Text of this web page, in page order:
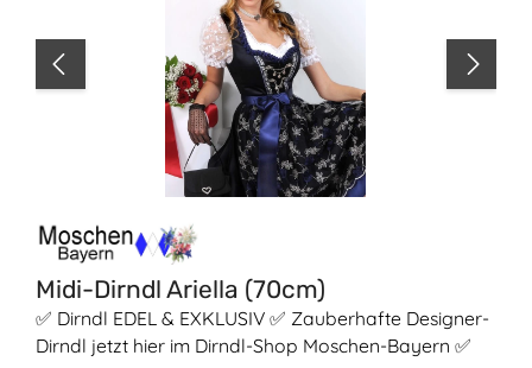
Midi-Dirndl Ariella (70cm)
✅ Dirndl EDEL & EXKLUSIV ✅ Zauberhafte Designer-
Dirndl jetzt hier im Dirndl-Shop Moschen-Bayern ✅